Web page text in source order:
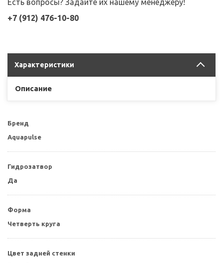
Есть вопросы? Задайте их нашему менеджеру!
+7 (912) 476-10-80
Характеристики
Описание
Бренд
Aquapulse
Гидрозатвор
Да
Форма
Четверть круга
Цвет задней стенки